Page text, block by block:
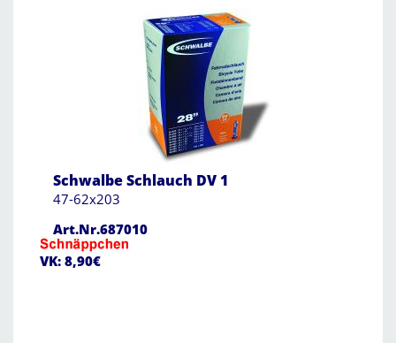
Schwalbe Schlauch DV 1
47-62x203
Art.Nr.687010
VK: 8,90€